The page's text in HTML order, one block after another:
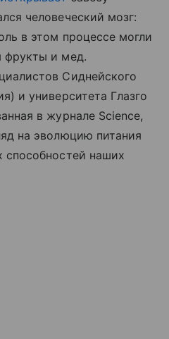
человеческий мозг:
в этом процессе могли
фрукты и мед.
Сиднейского
и университета Глазго
в журнале Science,
на эволюцию питания
способностей наших